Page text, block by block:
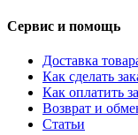
Сервис и помощь
Доставка
Как сделать
Как оплатить
Возврат и
Статьи